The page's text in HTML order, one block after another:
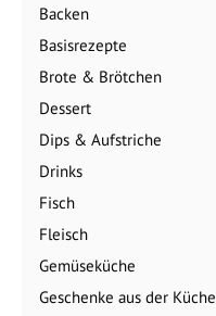
Backen
Basisrezepte
Brote & Brötchen
Dessert
Dips & Aufstriche
Drinks
Fisch
Fleisch
Gemüseküche
Geschenke aus der Küche